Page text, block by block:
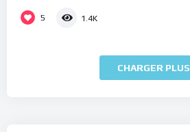
5 1.4K
CHARGER PLUS